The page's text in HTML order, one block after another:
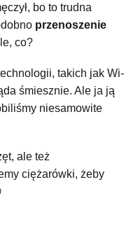
bo to trudna
przenoszenie
co?
takich jak Wi-
śmiesznie. Ale ja ją
niesamowite
ale też
ciężarówki, żeby